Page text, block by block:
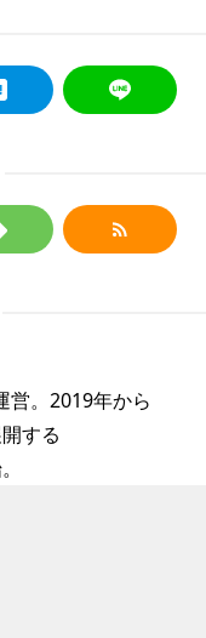
。2019年から
する